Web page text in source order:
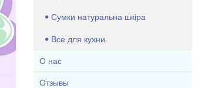
Сумки натуральна шкіра
Все для кухни
О нас
Отзывы